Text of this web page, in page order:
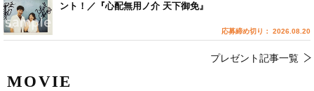
MOVIE
ント！／『心配無用ノ介 天下御免』
応募締め切り： 2026.08.20
プレゼント記事一覧